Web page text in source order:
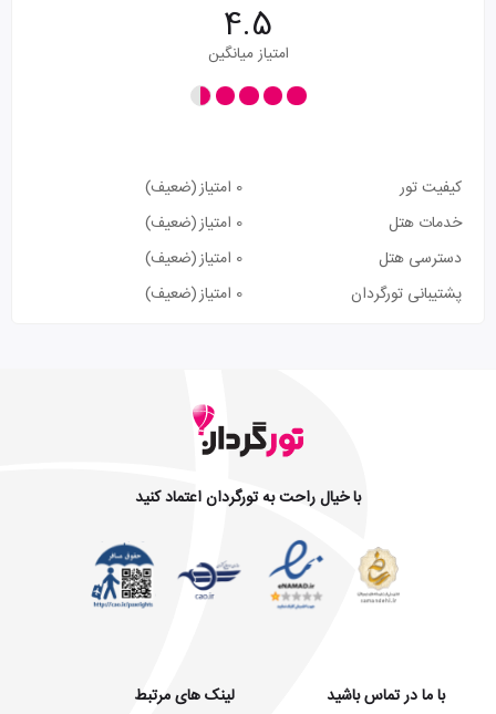
4.5
امتیاز میانگین
کیفیت تور 0 امتیاز
(ضعیف)
خدمات هتل
0 امتیاز
(ضعیف)
دسترسی هتل
0 امتیاز
(ضعیف)
پشتیبانی تورگردان
0 امتیاز (ضعیف)
با خیال راحت به تورگردان اعتماد کنید
با ما در تماس باشید
لینک های مرتبط